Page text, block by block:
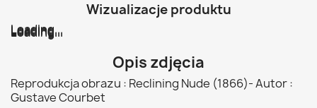
Wizualizacje produktu
Loading...
Loading...
Loading...
Loading...
Loading...
Loading...
Opis zdjęcia
Reprodukcja obrazu : Reclining Nude (1866)- Autor :
Gustave Courbet